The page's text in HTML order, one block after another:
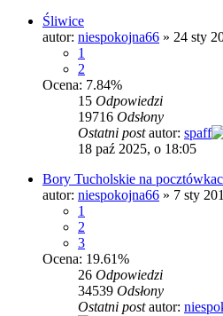
Śliwice
autor: niespokojna66 » 24 sty
1
2
Ocena: 7.84%
15 Odpowiedzi
19716 Odsłony
Ostatni postautor: spaff
18 paź 2025, o 18:05
Bory Tucholskie na
autor: niespokojna66 » 7 sty
1
2
3
Ocena: 19.61%
26 Odpowiedzi
34539 Odsłony
Ostatni postautor: